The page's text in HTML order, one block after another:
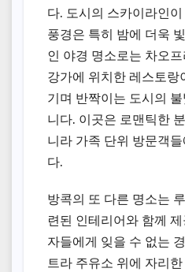
다. 도시의 스카이라인
풍경은 특히 밤에 더욱
인 야경 명소로는 차오
강가에 위치한 레스토랑
기며 반짝이는 도시의
니다. 이곳은 로맨틱한
니라 가족 단위 방문객
다.
방콕의 또 다른 명소는
련된 인테리어와 함께
자들에게 잊을 수 없는
트라 주유소 위에 자리